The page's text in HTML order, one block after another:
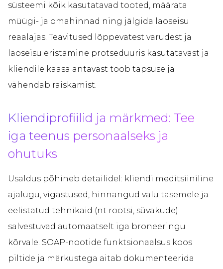
süsteemi kõik kasutatavad tooted, määrata
müügi- ja omahinnad ning jälgida laoseisu
reaalajas. Teavitused lõppevatest varudest ja
laoseisu eristamine protseduuris kasutatavast ja
kliendile kaasa antavast toob täpsuse ja
vähendab raiskamist.
Kliendiprofiilid ja märkmed: Tee
iga teenus personaalseks ja
ohutuks
Usaldus põhineb detailidel: kliendi meditsiiniline
ajalugu, vigastused, hinnangud valu tasemele ja
eelistatud tehnikaid (nt rootsi, süvakude)
salvestuvad automaatselt iga broneeringu
kõrvale. SOAP-nootide funktsionaalsus koos
piltide ja märkustega aitab dokumenteerida